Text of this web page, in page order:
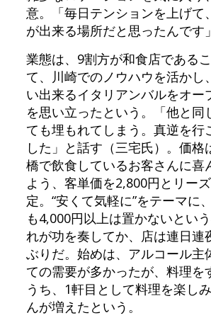
意。「毎日テンションを上げて
が出来る場所だと思ったんです
業態は、9割方が和食店である
て、川崎でのノウハウを活かし
い出来るイタリアンバルをオー
を思い立ったという。「他と同
ても埋もれてしまう。真逆を行
した」と話す（三宅氏）。価格
橋で飲食しているお客さんに喜
よう、客単価を2,800円とリー
定。“安くて気軽に”をテーマに
も4,000円以上は置かないとい
れが功を奏してか、店は連日連
ぶりだ。始めは、アルコール主
ての需要が多かったが、料理を
うち、1軒目として料理を楽し
んが増えたという。